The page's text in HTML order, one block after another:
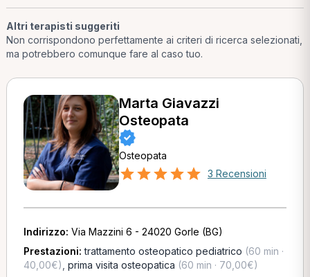
Altri terapisti suggeriti
Non corrispondono perfettamente ai criteri di ricerca selezionati,
ma potrebbero comunque fare al caso tuo.
Marta Giavazzi
Osteopata
Osteopata
3 Recensioni
Indirizzo: Via Mazzini 6 - 24020 Gorle (BG)
Prestazioni:trattamento osteopatico pediatrico (60 min ·
40,00€) prima visita osteopatica (60 min · 70,00€)